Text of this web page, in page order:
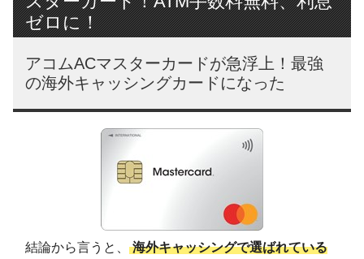
ゼロに！
アコムACマスターカードが急浮上！最強
の海外キャッシングカードになった
結論から言うと、 海外キャッシングで選ばれている